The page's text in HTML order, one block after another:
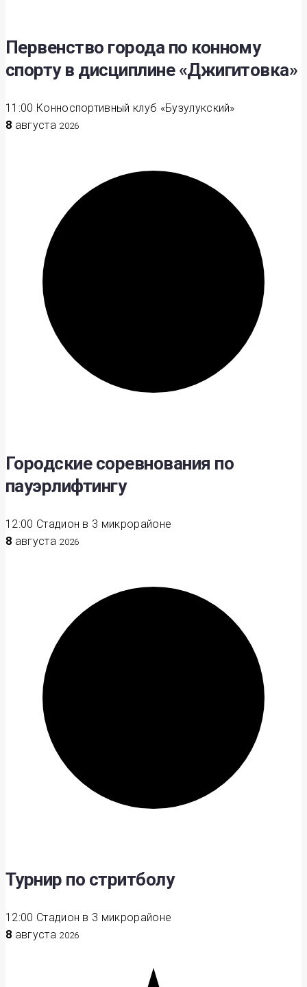
Первенство города по конному
спорту в дисциплине «Джигитовка»
11:00 Конноспортивный клуб «Бузулукский»
8 августа 2026
Городские соревнования по
пауэрлифтингу
12:00 Стадион в 3 микрорайоне
8 августа 2026
Турнир по стритболу
12:00 Стадион в 3 микрорайоне
8 августа 2026